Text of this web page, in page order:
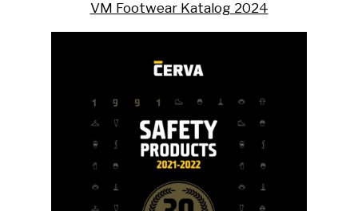
VM Footwear Katalog 2024